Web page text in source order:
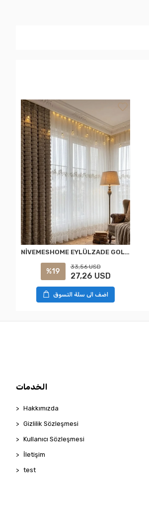
NİVEMESHOME EYLÜLZADE GOLD DETAY 1/2,5 PİLELİ TÜL PERDE APM
%19
33,56 USD
27,26 USD
اضف الى سلة التسوق
الخدمات
Hakkımızda
Gizlilik Sözleşmesi
Kullanıcı Sözleşmesi
İletişim
test